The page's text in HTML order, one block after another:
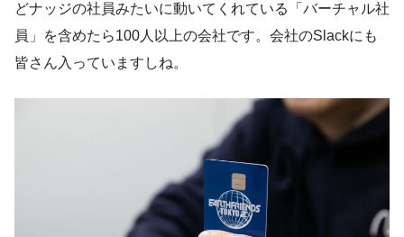
どナッジの社員みたいに動いてくれている「バーチャル社
員」を含めたら100人以上の会社です。会社のSlackにも
皆さん入っていますしね。